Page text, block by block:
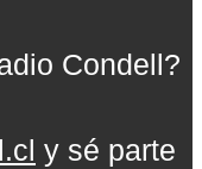
Condell?
y sé parte